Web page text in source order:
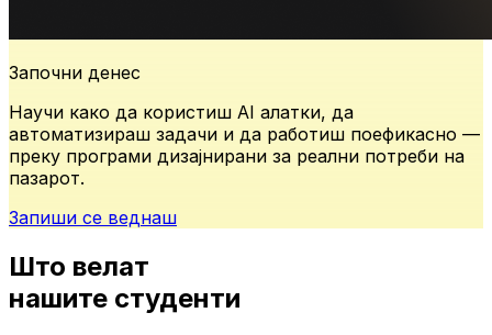
Започни денес
Научи како да користиш AI алатки, да
автоматизираш задачи и да работиш поефикасно —
преку програми дизајнирани за реални потреби на
пазарот.
Запиши се веднаш
Што велат
нашите студенти